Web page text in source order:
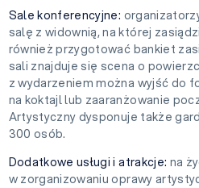
Sale konferencyjne:
salę z widownią, na której
również przygotować bankiet
sali znajduje się scena o
z wydarzeniem można wyjść do
na koktajl lub zaaranżowanie
Artystyczny dysponuje także
300 osób.
Dodatkowe usługi i atrakcje: na
w zorganizowaniu oprawy